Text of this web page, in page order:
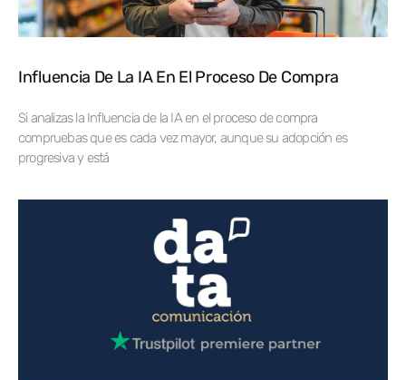
Influencia De La IA En El Proceso De Compra
Si analizas la Influencia de la IA en el proceso de compra
compruebas que es cada vez mayor, aunque su adopción es
progresiva y está